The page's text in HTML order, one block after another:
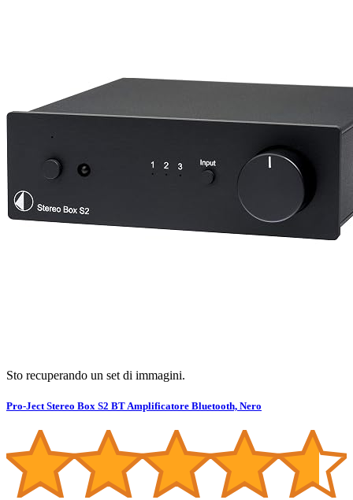
Sto recuperando un set di immagini.
Pro-Ject Stereo Box S2 BT Amplificatore Bluetooth, Nero